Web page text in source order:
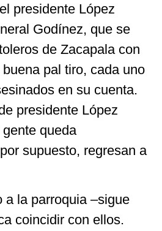
presidente López
Godínez, que se
de Zacapala con
pal tiro, cada uno
en su cuenta.
presidente López
queda
supuesto, regresan a
a la parroquia –sigue
coincidir con ellos.